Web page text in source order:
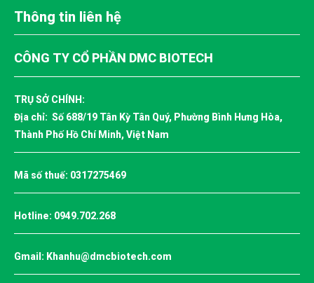
HÓA CHẤT H2O2 CÓ CÁC LOẠI NÀO? ỨNG DỤNG NHƯ
QUY TRÌNH SỬ DỤNG HÓA CHẤT XỬ LÝ NƯỚC THẢI
KIM LOẠI NẶNG
ỨNG DỤNG H2O2 TRONG NGÀNH DỆT NHUỘM, XỬ LÝ
NƯỚC THẢI, NƯỚC HỒ BƠI, THỦY SẢN
CÁC HÓA CHẤT DÙNG TRONG XỬ LÝ NƯỚC THẢI PHỔ
BIẾN, GIÁ RẺ, HIỆU QUẢ
DMC BIOTECH - CHUYÊN CUNG CẤP HÓA CHẤT XỬ LÝ
NƯỚC THẢI TOÀN KHU VỰC TP.HCM
NHỮNG LỢI ÍCH KHI SỬ DỤNG HÓA CHẤT XỬ LÝ NƯỚC
Thông tin liên hệ
CÔNG TY CỔ PHẦN DMC BIOTECH
TRỤ SỞ CHÍNH:
Địa chỉ: Số 688/19 Tân Kỳ Tân Quý, Phường Bình Hưng Hòa,
Thành Phố Hồ Chí Minh, Việt Nam
Mã số thuế: 0317275469
Hotline: 0949.702.268
Gmail: Khanhu@dmcbiotech.com